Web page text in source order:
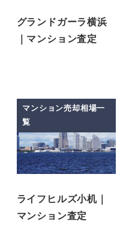
グランドガーラ横浜
｜マンション査定
マンション売却相場一
覧
ライフヒルズ小机｜
マンション査定